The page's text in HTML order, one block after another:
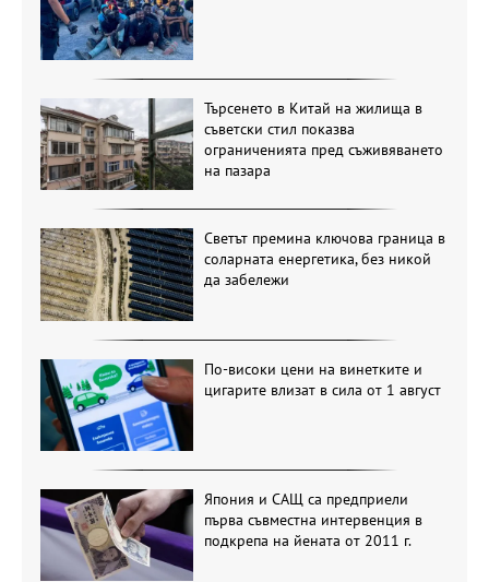
Търсенето в Китай на жилища в
съветски стил показва
ограниченията пред съживяването
на пазара
Светът премина ключова граница в
соларната енергетика, без никой
да забележи
По-високи цени на винетките и
цигарите влизат в сила от 1 август
Япония и САЩ са предприели
първа съвместна интервенция в
подкрепа на йената от 2011 г.